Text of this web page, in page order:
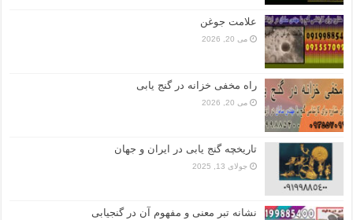
علامت جوغن
می 20, 2026
راه مخفی خزانه در گنج یابی
می 20, 2026
تاریخچه گنج‌ یابی در ایران و جهان
جولای 13, 2025
نشانه تبر معنی و مفهوم آن در گنجیابی